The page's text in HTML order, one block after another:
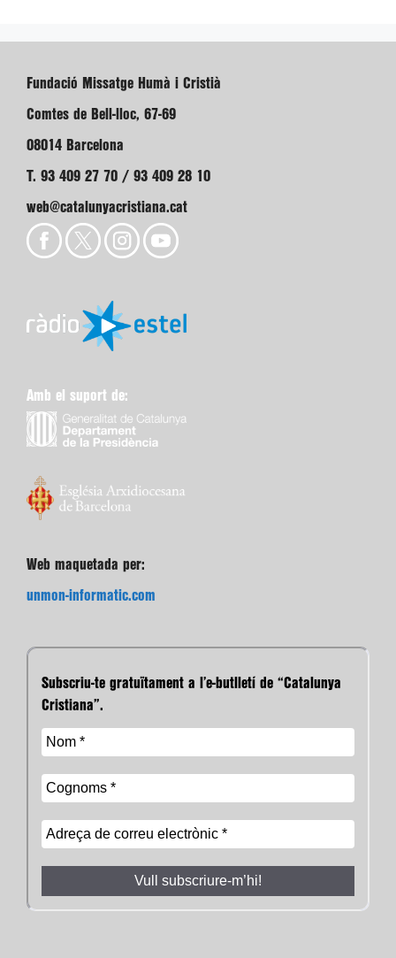
Fundació Missatge Humà i Cristià
Comtes de Bell-lloc, 67-69
08014 Barcelona
T. 93 409 27 70 / 93 409 28 10
web@catalunyacristiana.cat
Amb el suport de:
Web maquetada per:
unmon-informatic.com
Subscriu-te gratuïtament a l’e-butlletí de “Catalunya
Cristiana”.